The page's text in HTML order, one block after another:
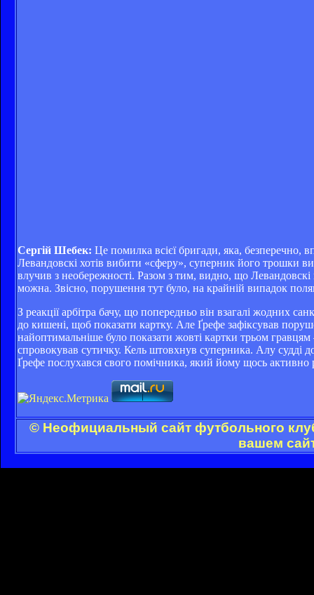
Сергій Шебек: Це помилка всієї бригади, яка, безперечно,
Левандовскі хотів вибити «сферу», суперник його трошки
влучив з необережності. Разом з тим, видно, що
можна. Звісно, порушення тут було, на крайній випадок
З реакції арбітра бачу, що попередньо він взагалі жодних
до кишені, щоб показати картку. Але Ґрефе зафіксував
найоптимальніше було показати жовті картки трьом
спровокував сутичку. Кель штовхнув суперника. Алу судді
Ґрефе послухався свого помічника, який йому щось
© Неофициальный сайт футбольного
вашем